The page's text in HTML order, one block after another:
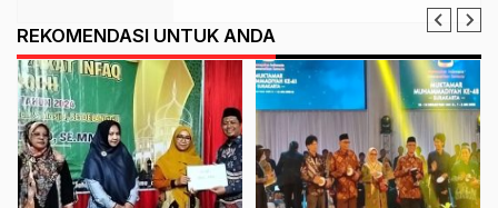
REKOMENDASI UNTUK ANDA